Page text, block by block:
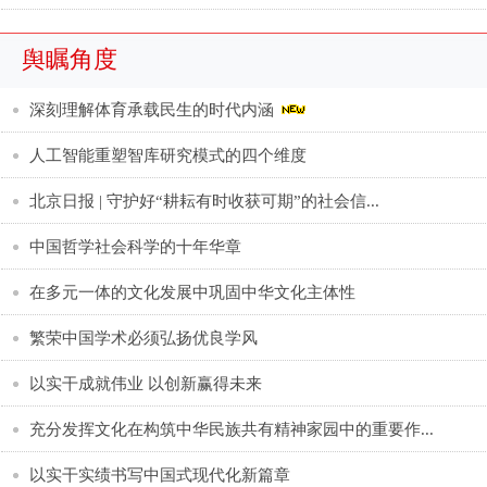
舆瞩角度
深刻理解体育承载民生的时代内涵
人工智能重塑智库研究模式的四个维度
北京日报 | 守护好“耕耘有时收获可期”的社会信...
中国哲学社会科学的十年华章
在多元一体的文化发展中巩固中华文化主体性
繁荣中国学术必须弘扬优良学风
以实干成就伟业 以创新赢得未来
充分发挥文化在构筑中华民族共有精神家园中的重要作...
以实干实绩书写中国式现代化新篇章